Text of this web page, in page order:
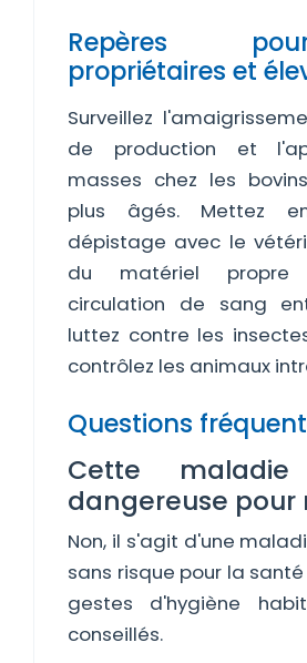
Repères
propriétaires et
Surveillez
de production et
masses chez les
plus âgés. Mettez
dépistage avec le
du matériel
circulation de sang
luttez contre les
contrôlez les animaux
Questions
Cette
dangereuse pour
Non, il s'agit d'une
sans risque pour la santé
gestes d'hygiène
conseillés.